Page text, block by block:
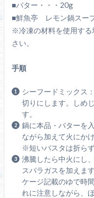
■バター・・・20g
■鮮魚亭 レモン鍋スー
※冷凍の材料を使用する
さい。
手順
シーフードミックス
切りにします。しめ
す。
鍋に本品・バターを
ながら加えて火にかけ
※短いパスタは折ら
沸騰したら中火にし
スパラガスを加えま
ケージ記載のゆで時
れに注意しながら、